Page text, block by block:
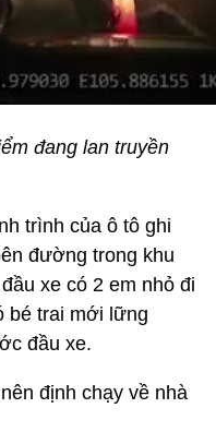
đang lan truyền
trình của ô tô ghi
đường trong khu
xe có 2 em nhỏ đi
bé trai mới lững
đầu xe.
định chạy về nhà